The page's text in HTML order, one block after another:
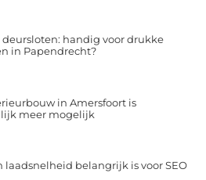
handig voor drukke
in Papendrecht?
in Amersfoort is
meer mogelijk
laadsnelheid belangrijk is voor SEO